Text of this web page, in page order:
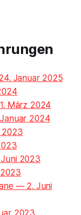
Januar 2025
März 2024
2024
2023
2023
— 2. Juni
2023